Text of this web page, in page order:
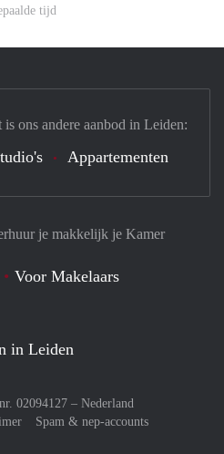
tijd
je makkelijk je Kamer
Voor Makelaars
in Leiden
02094127 – Nederland
Spam & nep-accounts
ons andere aanbod in Leiden:
Appartementen